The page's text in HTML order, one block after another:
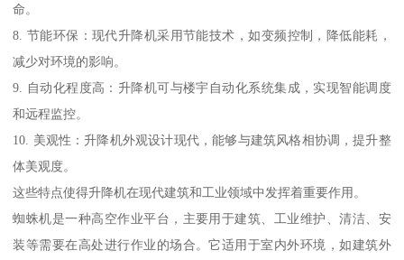
命。
8. 节能环保：现代升降机采用节能技术，如变频控制，降低能耗，
减少对环境的影响。
9. 自动化程度高：升降机可与楼宇自动化系统集成，实现智能调度
和远程监控。
10. 美观性：升降机外观设计现代，能够与建筑风格相协调，提升整
体美观度。
这些特点使得升降机在现代建筑和工业领域中发挥着重要作用。
蜘蛛机是一种高空作业平台，主要用于建筑、工业维护、清洁、安
装等需要在高处进行作业的场合。它适用于室内外环境，如建筑外